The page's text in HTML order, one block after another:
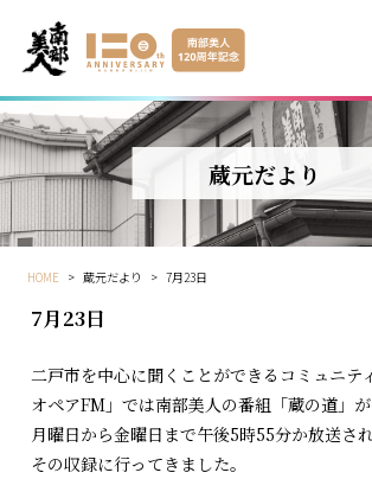
蔵元だより
HOME > 蔵元だより > 7月23日
7月23日
二戸市を中心に聞くことができるコミュニテ
オペアFM」では南部美人の番組「蔵の道」が
月曜日から金曜日まで午後5時55分か放送さ
その収録に行ってきました。